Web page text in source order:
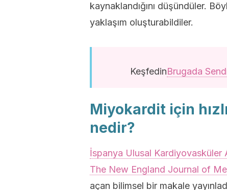
kaynaklandığını düşündüler.
yaklaşım oluşturabildiler.
KeşfedinBrugada
Miyokardit için
nedir?
İspanya Ulusal Kardiyovasküler
The New England Journal of
açan bilimsel bir makale